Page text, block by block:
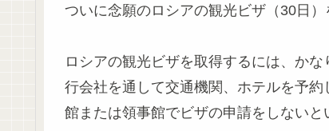
ついに念願のロシアの観光ビザ（30日）
ロシアの観光ビザを取得するには、か
行会社を通して交通機関、ホテルを予
館または領事館でビザの申請をしないと